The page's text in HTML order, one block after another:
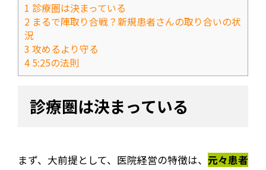
1 診療圏は決まっている
2まるで陣取り合戦？新規患者さんの取り合いの状
況
3 攻めるより守る
45:25の法則
診療圏は決まっている
まず、大前提として、医院経営の特徴は、 元々患者